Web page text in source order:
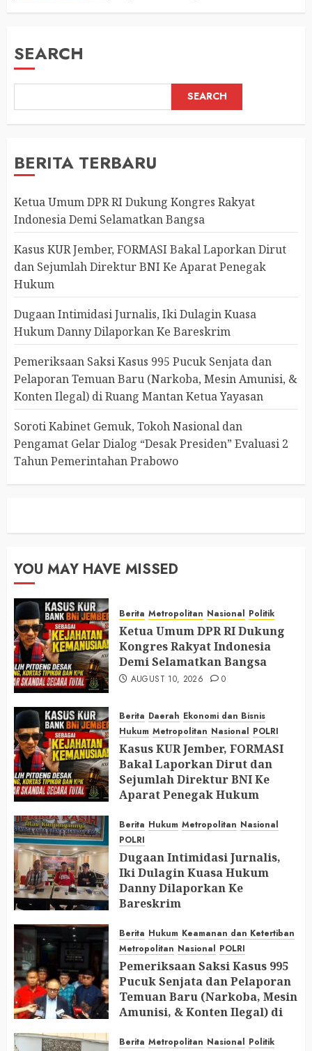
SEARCH
SEARCH
BERITA TERBARU
Ketua Umum DPR RI Dukung Kongres Rakyat
Indonesia Demi Selamatkan Bangsa
Kasus KUR Jember, FORMASI Bakal Laporkan Dirut
dan Sejumlah Direktur BNI Ke Aparat Penegak
Hukum
Dugaan Intimidasi Jurnalis, Iki Dulagin Kuasa
Hukum Danny Dilaporkan Ke Bareskrim
Pemeriksaan Saksi Kasus 995 Pucuk Senjata dan
Pelaporan Temuan Baru (Narkoba, Mesin Amunisi, &
Konten Ilegal) di Ruang Mantan Ketua Yayasan
Soroti Kabinet Gemuk, Tokoh Nasional dan
Pengamat Gelar Dialog “Desak Presiden” Evaluasi 2
Tahun Pemerintahan Prabowo
YOU MAY HAVE MISSED
Berita Metropolitan Nasional Politik
Ketua Umum DPR RI Dukung
Kongres Rakyat Indonesia
Demi Selamatkan Bangsa
AUGUST 10, 2026 0
Berita Daerah Ekonomi dan Bisnis
Hukum Metropolitan Nasional POLRI
Kasus KUR Jember, FORMASI
Bakal Laporkan Dirut dan
Sejumlah Direktur BNI Ke
Aparat Penegak Hukum
Berita Hukum Metropolitan Nasional
POLRI
Dugaan Intimidasi Jurnalis,
Iki Dulagin Kuasa Hukum
Danny Dilaporkan Ke
Bareskrim
Berita Hukum Keamanan dan Ketertiban
Metropolitan Nasional POLRI
Pemeriksaan Saksi Kasus 995
Pucuk Senjata dan Pelaporan
Temuan Baru (Narkoba, Mesin
Amunisi, & Konten Ilegal) di
AUGUST 6, 2026 0
Berita Metropolitan Nasional Politik